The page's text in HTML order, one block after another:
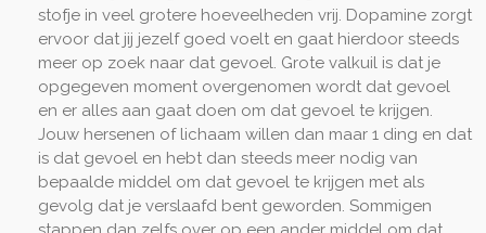
stofje in veel grotere hoeveelheden vrij. Dopamine zorgt
ervoor dat jij jezelf goed voelt en gaat hierdoor steeds
meer op zoek naar dat gevoel. Grote valkuil is dat je
opgegeven moment overgenomen wordt dat gevoel
en er alles aan gaat doen om dat gevoel te krijgen.
Jouw hersenen of lichaam willen dan maar 1 ding en dat
is dat gevoel en hebt dan steeds meer nodig van
bepaalde middel om dat gevoel te krijgen met als
gevolg dat je verslaafd bent geworden. Sommigen